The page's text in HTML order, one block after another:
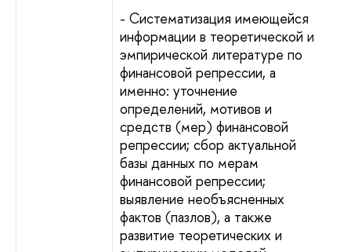
- Систематизация имеющейся
информации в теоретической и
эмпирической литературе по
финансовой репрессии, а
именно: уточнение
определений, мотивов и
средств (мер) финансовой
репрессии; сбор актуальной
базы данных по мерам
финансовой репрессии;
выявление необъясненных
фактов (пазлов), а также
развитие теоретических и